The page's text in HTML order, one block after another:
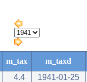
m_tax m_taxd
4.4 1941-01-25